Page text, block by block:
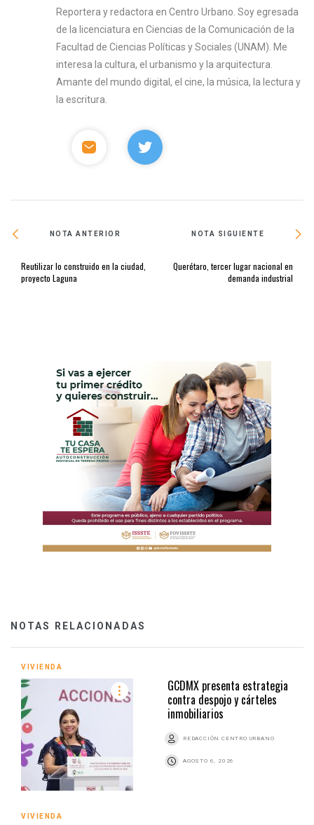
Reportera y redactora en Centro Urbano. Soy egresada
de la licenciatura en Ciencias de la Comunicación de la
Facultad de Ciencias Políticas y Sociales (UNAM). Me
interesa la cultura, el urbanismo y la arquitectura.
Amante del mundo digital, el cine, la música, la lectura y
la escritura.
NOTA ANTERIOR
Reutilizar lo construido en la ciudad,
proyecto Laguna
NOTA SIGUIENTE
Querétaro, tercer lugar nacional en
demanda industrial
NOTAS RELACIONADAS
VIVIENDA
GCDMX presenta estrategia
contra despojo y cárteles
inmobiliarios
REDACCIÓN CENTRO URBANO
AGOSTO 6, 2026
VIVIENDA